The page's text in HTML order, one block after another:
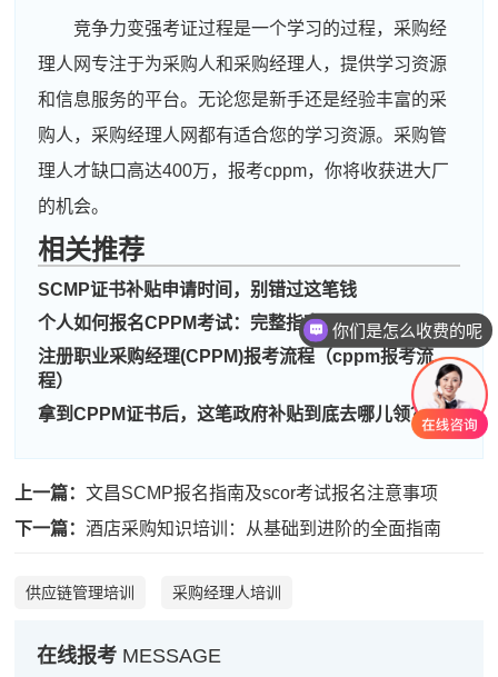
竞争力变强考证过程是一个学习的过程，采购经
理人网专注于为采购人和采购经理人，提供学习资源
和信息服务的平台。无论您是新手还是经验丰富的采
购人，采购经理人网都有适合您的学习资源。采购管
理人才缺口高达400万，报考cppm，你将收获进大厂
的机会。
相关推荐
SCMP证书补贴申请时间，别错过这笔钱
个人如何报名CPPM考试：完整指南
注册职业采购经理(CPPM)报考流程（cppm报考流
程）
拿到CPPM证书后，这笔政府补贴到底去哪儿领？
上一篇：文昌SCMP报名指南及scor考试报名注意事项
下一篇：酒店采购知识培训：从基础到进阶的全面指南
供应链管理培训 采购经理人培训
在线报考 MESSAGE
刘** 181****5494 2026-08-07
程** 139****8964 2026-08-07
高** 186****2032 2026-08-06
陈* 139****7100 2026-08-06
王** 181****6276 2026-08-06
张** 133****2421 2026-08-05
陈** 181****2572
你们是怎么收费的呢